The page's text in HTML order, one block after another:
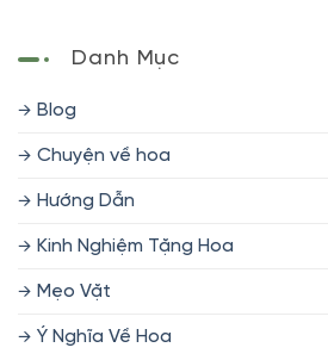
Danh Mục
Blog
Chuyện về hoa
Hướng Dẫn
Kinh Nghiệm Tặng Hoa
Mẹo Vặt
Ý Nghĩa Về Hoa